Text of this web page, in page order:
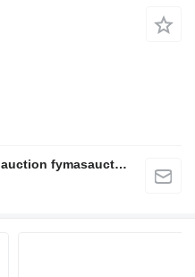
Fymas Auctions ApS – visit the auction fymasauctions.dk